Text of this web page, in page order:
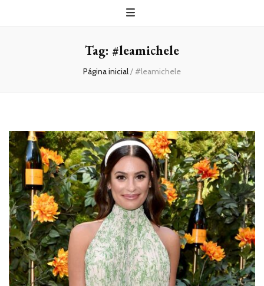
Tag: #leamichele
Página inicial/ #leamichele